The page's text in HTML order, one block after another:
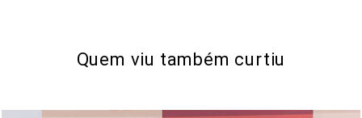
Quem viu também curtiu